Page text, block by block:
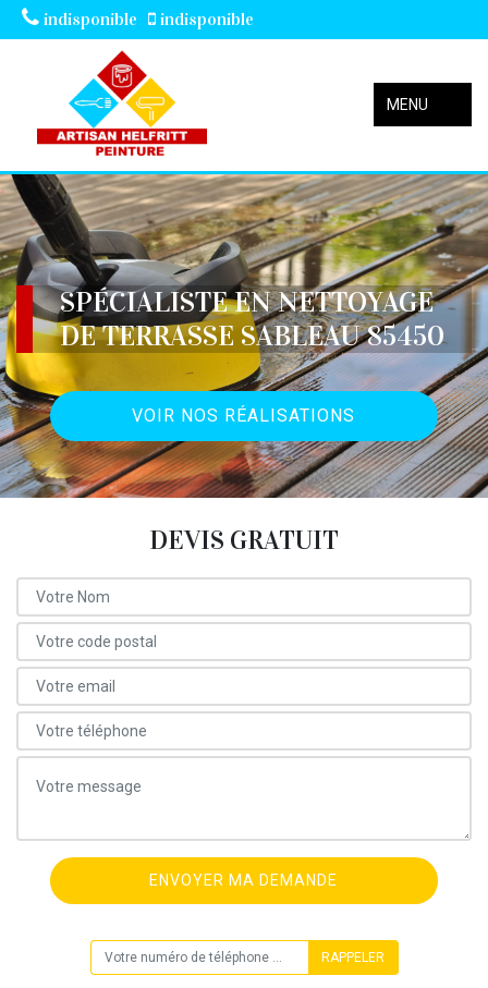
indisponible indisponible
MENU
SPÉCIALISTE EN NETTOYAGE
DE TERRASSE SABLEAU 85450
VOIR NOS RÉALISATIONS
DEVIS GRATUIT